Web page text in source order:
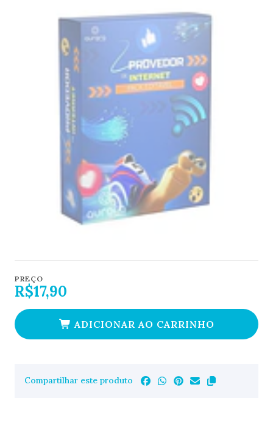
PREÇO
R$17,90
ADICIONAR AO CARRINHO
Compartilhar este produto